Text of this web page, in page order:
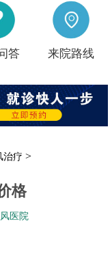
答 来院路线
治疗 >
格
医院